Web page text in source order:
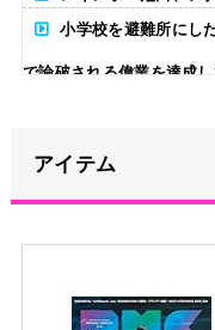
小学校を避難所にし
で論破される偉業を達成
青葉坂46、まもなく
日本独自企画・限定
アイテム